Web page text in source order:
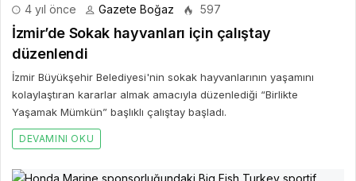
4 yıl önce Gazete Boğaz 620
Honda Marine sponsorluğundaki Big Fish Turkey
sportif balıkçıları ‘Doğaya ve balıkçılığa saygı’
felsefesi ile 15. kez buluşturdu
Honda Marine’in etkinlik sponsoru olarak destek verdiği Big Fish